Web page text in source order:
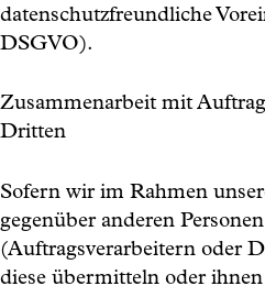
datenschutzfreundliche
DSGVO).
Zusammenarbeit mit
Dritten
Sofern wir im Rahmen
gegenüber anderen
(Auftragsverarbeitern oder
diese übermitteln oder